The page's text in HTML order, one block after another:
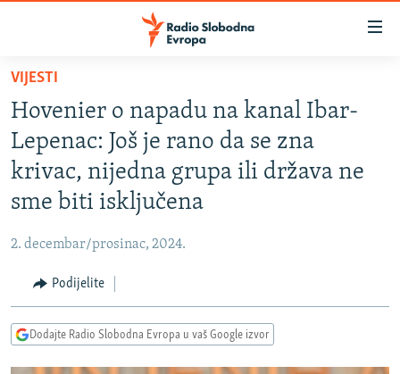
Pređite
glavni
sadržaj
Pređite
na
glavnu
Pređite
pretragu
BOSNA I HERCEGOVINA
SRBIJA
KOSOVO
VIDEO
FOTOGALERIJE
PODCASTI
RAT U UKRAJINI
VIJESTI
Hovenier o napadu na kanal Ibar-
Lepenac: Još je rano da se zna
krivac, nijedna grupa ili država ne
sme biti isključena
2. decembar/prosinac, 2024.
Podijelite
Dodajte Radio Slobodna Evropa u vaš Google izvor